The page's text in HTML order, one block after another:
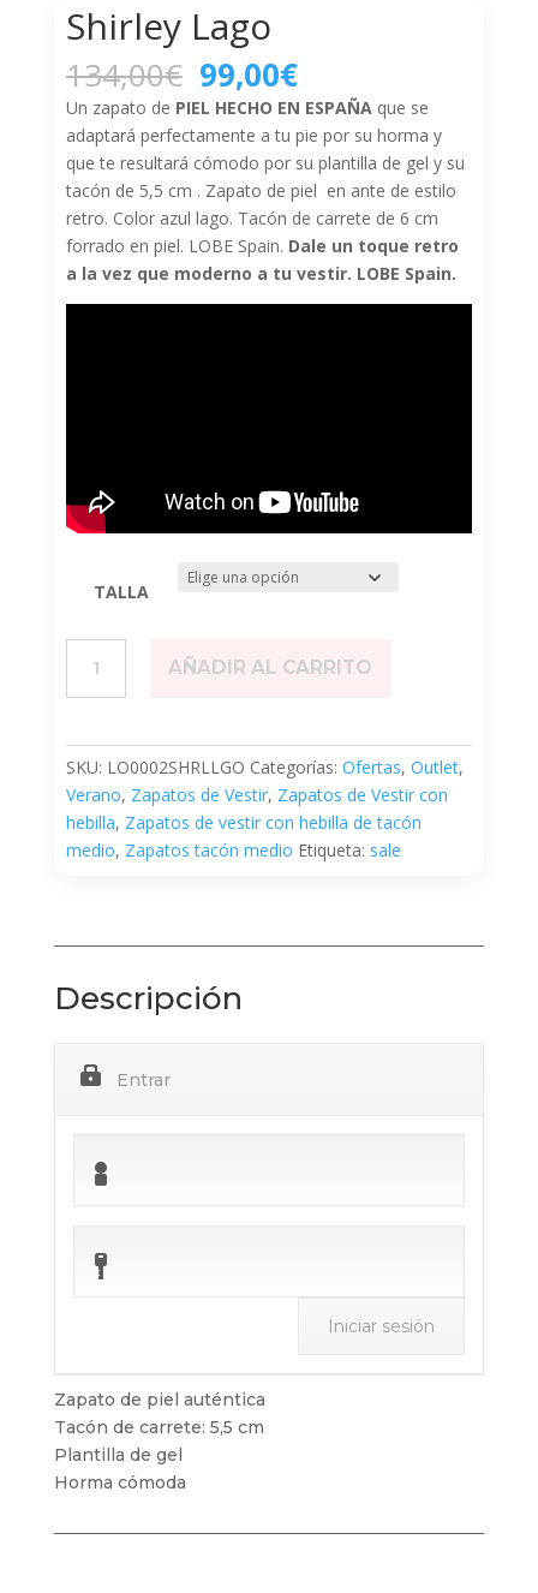
Shirley Lago
134,00€ El
precio
original
era:
134,00€.
99,00€El
precio
actual
es:
99,00€.
Un zapato de PIEL HECHO EN ESPAÑAque se
adaptará perfectamente a tu pie por su horma y
que te resultará cómodo por su plantilla de gel y su
tacón de 5,5 cm . Zapato de piel en ante de estilo
retro. Color azul lago. Tacón de carrete de 6 cm
forrado en piel. LOBE Spain. Dale un toque retro
a la vez que moderno a tu vestir. LOBE Spain.
TALLA
Lago
AÑADIR AL CARRITO
SKU: LO0002SHRLLGO Categorías: Ofertas, Outlet,
Verano, Zapatos de Vestir, Zapatos de Vestir con
hebilla, Zapatos de vestir con hebilla de tacón
medio, Zapatos tacón medio Etiqueta: sale
Descripción
Entrar
Zapato de piel auténtica
Tacón de carrete: 5,5 cm
Plantilla de gel
Horma cómoda